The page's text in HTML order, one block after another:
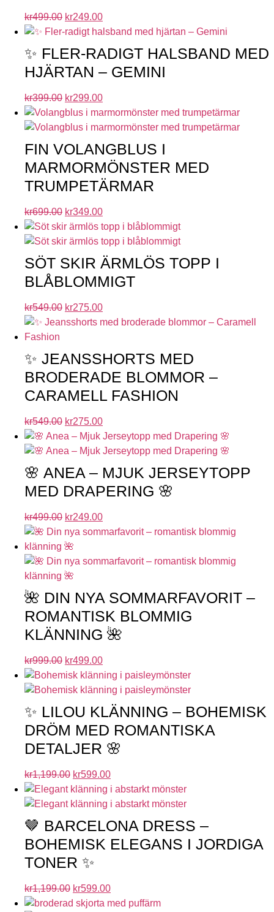
kr499.00 kr249.00
✨ FLER-RADIGT HALSBAND MED
HJÄRTAN – GEMINI
kr399.00 kr299.00
FIN VOLANGBLUS I
MARMORMÖNSTER MED
TRUMPETÄRMAR
kr699.00 kr349.00
SÖT SKIR ÄRMLÖS TOPP I
BLÅBLOMMIGT
kr549.00 kr275.00
✨ JEANSSHORTS MED
BRODERADE BLOMMOR –
CARAMELL FASHION
kr549.00 kr275.00
🌸 ANEA – MJUK JERSEYTOPP
MED DRAPERING 🌸
kr499.00 kr249.00
🌺 DIN NYA SOMMARFAVORIT –
ROMANTISK BLOMMIG
KLÄNNING 🌺
kr999.00 kr499.00
✨ LILOU KLÄNNING – BOHEMISK
DRÖM MED ROMANTISKA
DETALJER 🌸
kr1,199.00 kr599.00
🤎 BARCELONA DRESS –
BOHEMISK ELEGANS I JORDIGA
TONER ✨
kr1,199.00 kr599.00